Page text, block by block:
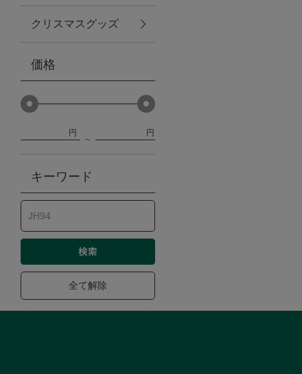
防災グッズ・非常食
トレーニング
ヴィンテージ
クリスマスグッズ
価格
円 円
キーワード
全て解除